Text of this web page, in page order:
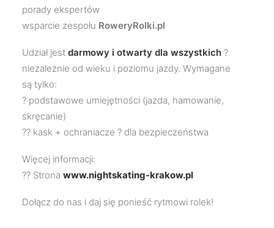
porady ekspertów
wsparcie zespołu RoweryRolki.pl
Udział jest darmowy i otwarty dla wszystkich ?
niezależnie od wieku i poziomu jazdy. Wymagane
są tylko:
? podstawowe umiejętności (jazda, hamowanie,
skręcanie)
?? kask + ochraniacze ? dla bezpieczeństwa
Więcej informacji:
?? Strona www.nightskating-krakow.pl
Dołącz do nas i daj się ponieść rytmowi rolek!